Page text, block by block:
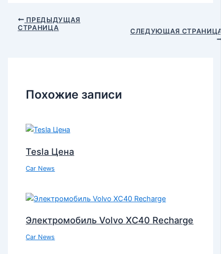
ПРЕДЫДУЩАЯ
СТРАНИЦА
СЛЕДУЮЩАЯ
Похожие записи
Tesla Цена
Car News
Электромобиль Volvo XC40 Recharge
Car News